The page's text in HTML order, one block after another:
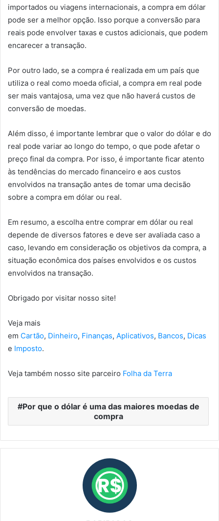
importados ou viagens internacionais, a compra em dólar
pode ser a melhor opção. Isso porque a conversão para
reais pode envolver taxas e custos adicionais, que podem
encarecer a transação.
Por outro lado, se a compra é realizada em um país que
utiliza o real como moeda oficial, a compra em real pode
ser mais vantajosa, uma vez que não haverá custos de
conversão de moedas.
Além disso, é importante lembrar que o valor do dólar e do
real pode variar ao longo do tempo, o que pode afetar o
preço final da compra. Por isso, é importante ficar atento
às tendências do mercado financeiro e aos custos
envolvidos na transação antes de tomar uma decisão
sobre a compra em dólar ou real.
Em resumo, a escolha entre comprar em dólar ou real
depende de diversos fatores e deve ser avaliada caso a
caso, levando em consideração os objetivos da compra, a
situação econômica dos países envolvidos e os custos
envolvidos na transação.
Obrigado por visitar nosso site!
Veja mais
em Cartão, Dinheiro, Finanças, Aplicativos, Bancos, Dicas
e Imposto.
Veja também nosso site parceiro Folha da Terra
Por que o dólar é uma das maiores moedas de
compra